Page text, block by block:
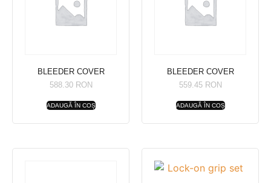
BLEEDER COVER
588.30 RON
ADAUGĂ ÎN COȘ
BLEEDER COVER
559.45 RON
ADAUGĂ ÎN COȘ